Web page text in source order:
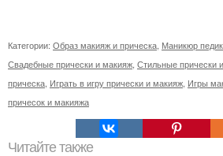
Категории: Образ макияж и прическа Маникюр
Свадебные прически и макияж Стильные прически
прическа Играть в игру прически и макияж Игры
причесок и макияжа
Читайте также